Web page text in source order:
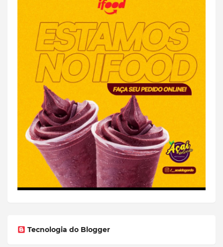
Tecnologia do Blogger